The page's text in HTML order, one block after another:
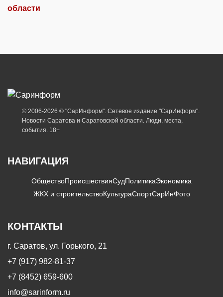
области
© 2006-2026 © "СарИнформ". Сетевое издание "СарИнформ".
Новости Саратова и Саратовской области. Люди, места,
события. 18+
НАВИГАЦИЯ
ОбществоПроисшествияСудПолитикаЭкономика
ЖКХ и строительствоКультураСпортСарИнФото
КОНТАКТЫ
г. Саратов, ул. Горького, 21
+7 (917) 982-81-37
+7 (8452) 659-600
info@sarinform.ru